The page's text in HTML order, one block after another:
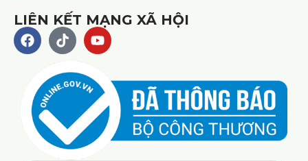
LIÊN KẾT MẠNG XÃ HỘI